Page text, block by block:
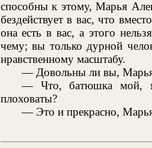
способны к этому, Марья
бездействует в вас, что
она есть в вас, а этого
чему; вы только дурной
нравственному масштабу.
— Довольны ли вы, Марья
— Что, батюшка мой,
плоховаты?
— Это и прекрасно,